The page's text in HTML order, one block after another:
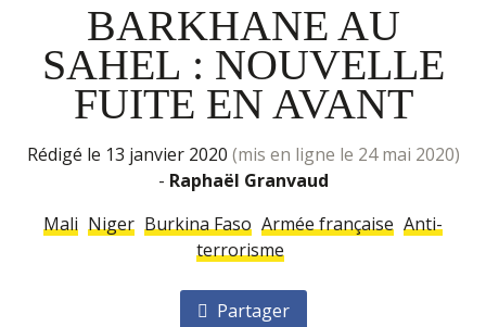
BARKHANE AU
SAHEL : NOUVELLE
FUITE EN AVANT
rédigé le 13 janvier 2020 (mis en ligne le 24 mai 2020)
- Raphaël Granvaud
Mali Niger Burkina Faso Armée française Anti-
terrorisme
Partager